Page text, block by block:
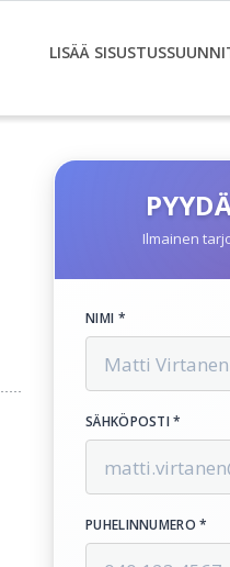
LISÄÄ
Ilmainen
NIMI *
SÄHKÖPOSTI *
PUHELINNUMERO *